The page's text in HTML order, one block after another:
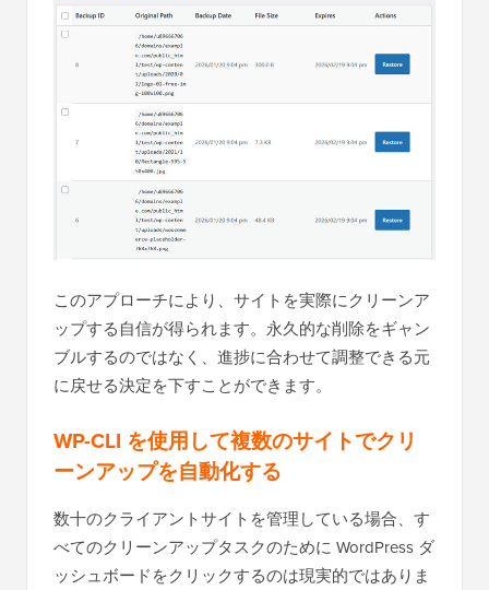
このアプローチにより、サイトを実際にクリーンア
ップする自信が得られます。永久的な削除をギャン
ブルするのではなく、進捗に合わせて調整できる元
に戻せる決定を下すことができます。
WP-CLI を使用して複数のサイトでクリ
ーンアップを自動化する
数十のクライアントサイトを管理している場合、す
べてのクリーンアップタスクのために WordPress ダ
ッシュボードをクリックするのは現実的ではありま